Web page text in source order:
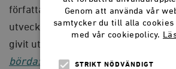
författare till en rad böcker om
utvecklingsfrågor. På Timbro förlag
givit ut den uppmärksammade
börda: nya perspektiv på
Genom att använda vår
samtycker du till alla
med vår cookiepolicy.
STRIKT NÖDVÄNDIGT